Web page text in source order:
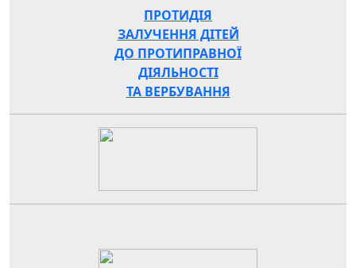
ПРОТИДІЯ
ЗАЛУЧЕННЯ ДІТЕЙ
ДО ПРОТИПРАВНОЇ
ДІЯЛЬНОСТІ
ТА ВЕРБУВАННЯ